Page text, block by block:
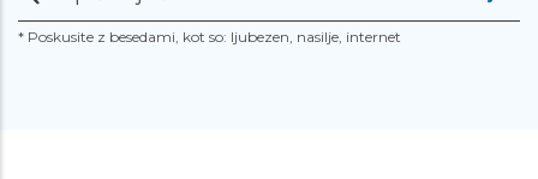
-
* Poskusite z besedami, kot so: ljubezen, nasilje, internet